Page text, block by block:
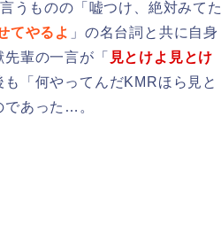
うものの「嘘つけ、絶対みてた
てやるよ 」の名台詞と共に自身
輩の一言が「 見とけよ見とけ
「何やってんだKMRほら見と
であった…。